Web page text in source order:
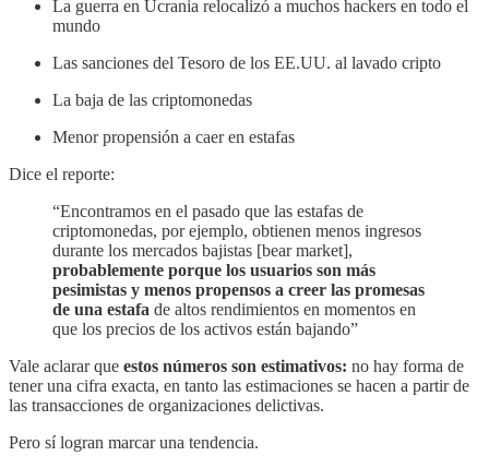
La guerra en Ucrania relocalizó a muchos hackers en todo el
mundo
Las sanciones del Tesoro de los EE.UU. al lavado cripto
La baja de las criptomonedas
Menor propensión a caer en estafas
Dice el reporte:
“Encontramos en el pasado que las estafas de
criptomonedas, por ejemplo, obtienen menos ingresos
durante los mercados bajistas [bear market],
probablemente porque los usuarios son más
pesimistas y menos propensos a creer las promesas
de una estafa de altos rendimientos en momentos en
que los precios de los activos están bajando”
Vale aclarar que estos números son estimativos: no hay forma de
tener una cifra exacta, en tanto las estimaciones se hacen a partir de
las transacciones de organizaciones delictivas.
Pero sí logran marcar una tendencia.